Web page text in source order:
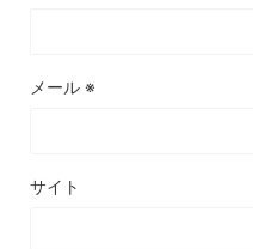
メール ※
サイト